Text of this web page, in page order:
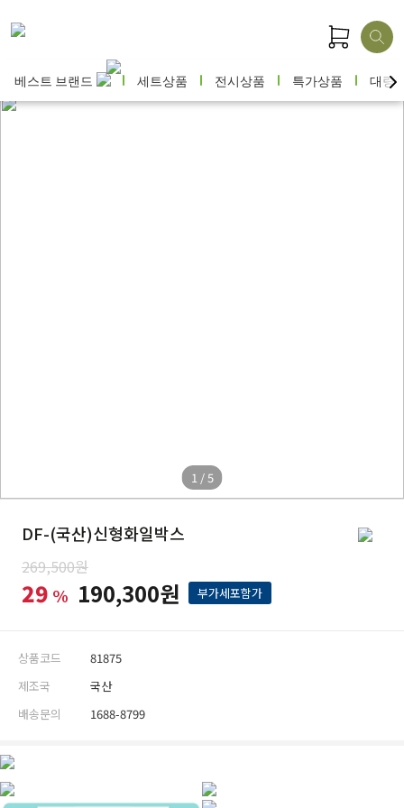
베스트 브랜드 세트상품 전시상품 특가상품 대량
1 / 5
DF-(국산)신형화일박스
269,500원
29 % 190,300원 부가세포함가
상품코드
81875
제조국
국산
배송문의
1688-8799